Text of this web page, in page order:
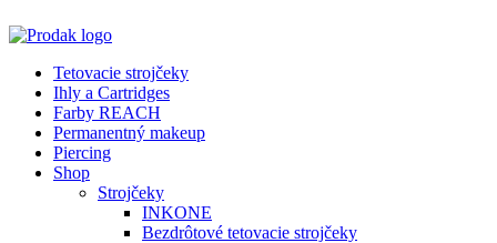
Tetovacie strojčeky
Ihly a Cartridges
Farby REACH
Permanentný makeup
Piercing
Shop
Strojčeky
INKONE
Bezdrôtové tetovacie strojčeky